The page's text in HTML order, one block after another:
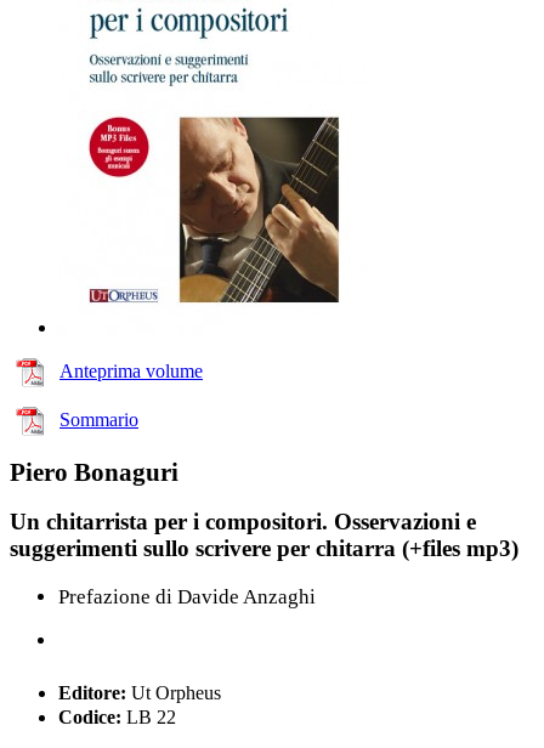
Anteprima volume
Sommario
Piero Bonaguri
Un chitarrista per i compositori. Osservazioni e
suggerimenti sullo scrivere per chitarra (+files mp3)
Prefazione di Davide Anzaghi
Editore: Ut Orpheus
Codice: LB 22